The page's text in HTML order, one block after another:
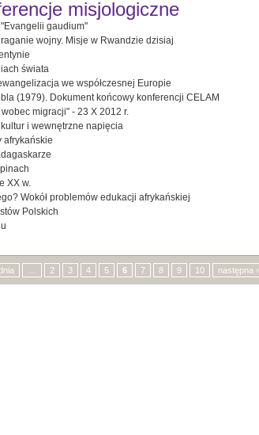
misjologiczne
gaudium"
wojny. Misje w Rwandzie dzisiaj
świata
we współczesnej Europie
(1979). Dokument końcowy konferencji CELAM
migracji" - 23 X 2012 r.
i wewnętrzne napięcia
afrykańskie
XX w.
Wokół problemów edukacji afrykańskiej
Polskich
2 3 4 5 6 7 8 9 10 następna ›